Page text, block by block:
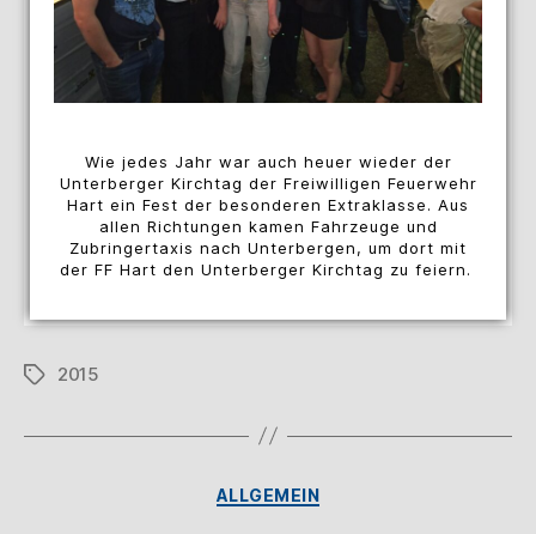
Wie jedes Jahr war auch heuer wieder der
Unterberger Kirchtag der Freiwilligen Feuerwehr
Hart ein Fest der besonderen Extraklasse. Aus
allen Richtungen kamen Fahrzeuge und
Zubringertaxis nach Unterbergen, um dort mit
der FF Hart den Unterberger Kirchtag zu feiern.
2015
ALLGEMEIN